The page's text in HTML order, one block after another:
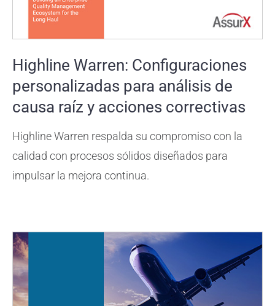
Highline Warren: Configuraciones
personalizadas para análisis de
causa raíz y acciones correctivas
Highline Warren respalda su compromiso con la
calidad con procesos sólidos diseñados para
impulsar la mejora continua.